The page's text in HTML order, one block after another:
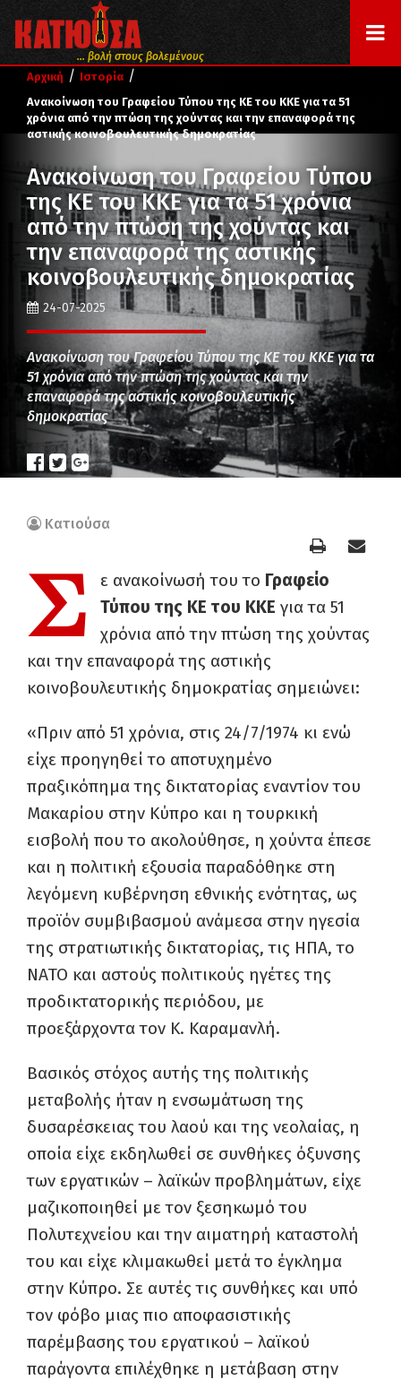
... βολή στους βολεμένους
Αρχική / Ιστορία /
Ανακοίνωση του Γραφείου Τύπου της ΚΕ του ΚΚΕ για τα 51
χρόνια από την πτώση της χούντας και την επαναφορά της
αστικής κοινοβουλευτικής δημοκρατίας
Ανακοίνωση του Γραφείου Τύπου
της ΚΕ του ΚΚΕ για τα 51 χρόνια
από την πτώση της χούντας και
την επαναφορά της αστικής
κοινοβουλευτικής δημοκρατίας
24-07-2025
Ανακοίνωση του Γραφείου Τύπου της ΚΕ του ΚΚΕ για τα
51 χρόνια από την πτώση της χούντας και την
επαναφορά της αστικής κοινοβουλευτικής
δημοκρατίας
Κατιούσα
Σ ε ανακοίνωσή του το Γραφείο
Τύπου της ΚΕ του ΚΚΕ για τα 51
χρόνια από την πτώση της χούντας
και την επαναφορά της αστικής
κοινοβουλευτικής δημοκρατίας σημειώνει:
«Πριν από 51 χρόνια, στις 24/7/1974 κι ενώ
είχε προηγηθεί το αποτυχημένο
πραξικόπημα της δικτατορίας εναντίον του
Μακαρίου στην Κύπρο και η τουρκική
εισβολή που το ακολούθησε, η χούντα έπεσε
και η πολιτική εξουσία παραδόθηκε στη
λεγόμενη κυβέρνηση εθνικής ενότητας, ως
προϊόν συμβιβασμού ανάμεσα στην ηγεσία
της στρατιωτικής δικτατορίας, τις ΗΠΑ, το
ΝΑΤΟ και αστούς πολιτικούς ηγέτες της
προδικτατορικής περιόδου, με
προεξάρχοντα τον Κ. Καραμανλή.
Βασικός στόχος αυτής της πολιτικής
μεταβολής ήταν η ενσωμάτωση της
δυσαρέσκειας του λαού και της νεολαίας, η
οποία είχε εκδηλωθεί σε συνθήκες όξυνσης
των εργατικών – λαϊκών προβλημάτων, είχε
μαζικοποιηθεί με τον ξεσηκωμό του
Πολυτεχνείου και την αιματηρή καταστολή
του και είχε κλιμακωθεί μετά το έγκλημα
στην Κύπρο. Σε αυτές τις συνθήκες και υπό
τον φόβο μιας πιο αποφασιστικής
παρέμβασης του εργατικού – λαϊκού
παράγοντα επιλέχθηκε η μετάβαση στην